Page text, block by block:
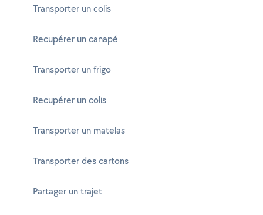
Transporter un colis
Recupérer un canapé
Transporter un frigo
Recupérer un colis
Transporter un matelas
Transporter des cartons
Partager un trajet